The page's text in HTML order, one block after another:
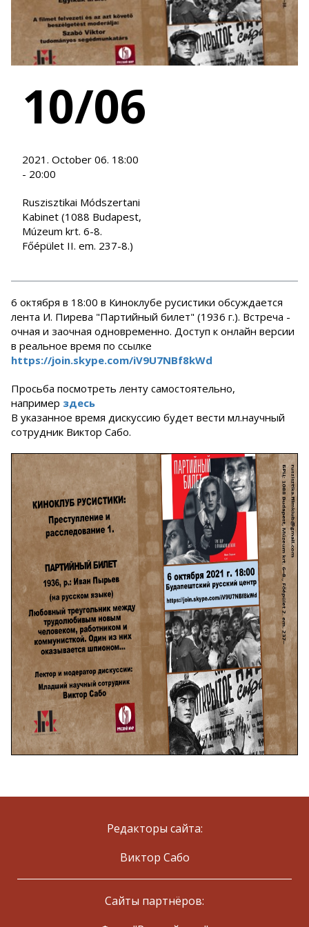
10/06
2021. October 06. 18:00
- 20:00
Ruszisztikai Módszertani
Kabinet (1088 Budapest,
Múzeum krt. 6-8.
Főépület II. em. 237-8.)
6 октября в 18:00 в Киноклубе русистики обсуждается
лента И. Пирева "Партийный билет" (1936 г.). Встреча -
очная и заочная одновременно. Доступ к онлайн версии
в реальное время по ссылке
https://join.skype.com/iV9U7NBf8kWd
Просьба посмотреть ленту самостоятельно,
например здесь
В указанное время дискуссию будет вести мл.научный
сотрудник Виктор Сабо.
Редакторы сайта:
Виктор Сабо
Сайты партнёров: